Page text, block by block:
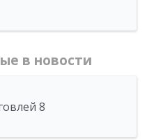
в новости
8